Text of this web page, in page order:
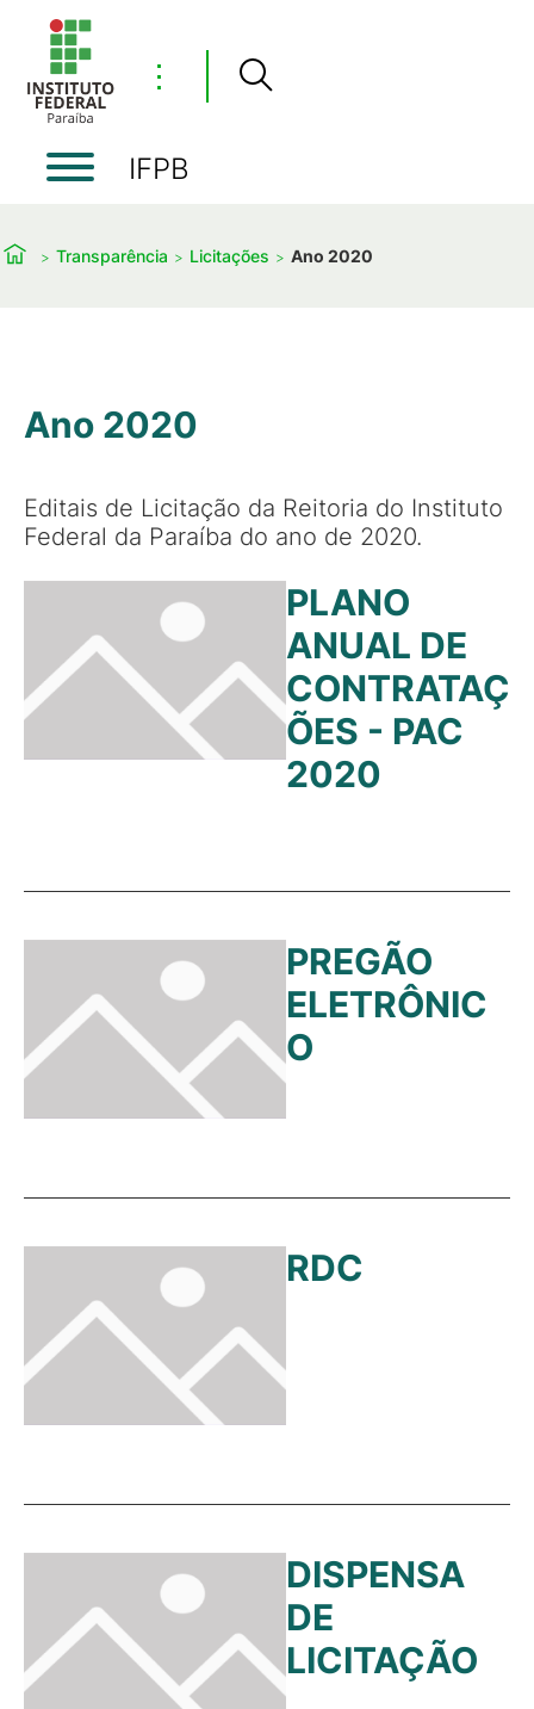
⋮
IFPB
Transparência Licitações Ano 2020
Ano 2020
Editais de Licitação da Reitoria do Instituto
Federal da Paraíba do ano de 2020.
PLANO
ANUAL DE
CONTRATAÇ
ÕES - PAC
2020
PREGÃO
ELETRÔNIC
O
RDC
DISPENSA
DE
LICITAÇÃO